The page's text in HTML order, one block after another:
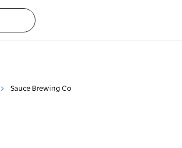
Sauce Brewing Co